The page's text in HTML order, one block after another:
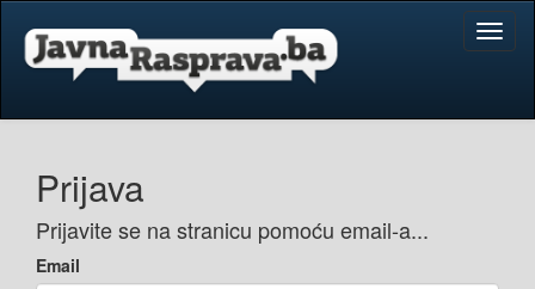
Prijava
Prijavite se na stranicu pomoću email-a...
Email